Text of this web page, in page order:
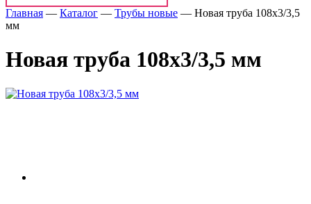
Главная — Каталог — Трубы новые — Новая труба 108х3/3,5
мм
Новая труба 108х3/3,5 мм